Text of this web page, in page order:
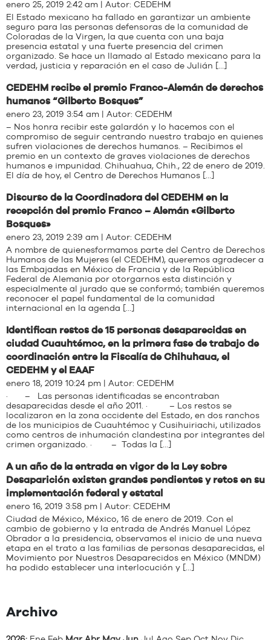
enero 25, 2019 2:42 am | Autor: CEDEHM
El Estado mexicano ha fallado en garantizar un ambiente
seguro para las personas defensoras de la comunidad de
Coloradas de la Virgen, la que cuenta con una baja
presencia estatal y una fuerte presencia del crimen
organizado. Se hace un llamado al Estado mexicano para la
verdad, justicia y reparación en el caso de Julián […]
CEDEHM recibe el premio Franco-Alemán de derechos
humanos “Gilberto Bosques”
enero 23, 2019 3:54 am | Autor: CEDEHM
– Nos honra recibir este galardón y lo hacemos con el
compromiso de seguir centrando nuestro trabajo en quienes
sufren violaciones de derechos humanos. – Recibimos el
premio en un contexto de graves violaciones de derechos
humanos e impunidad. Chihuahua, Chih., 22 de enero de 2019.
El día de hoy, el Centro de Derechos Humanos […]
Discurso de la Coordinadora del CEDEHM en la
recepción del premio Franco – Alemán «Gilberto
Bosques»
enero 23, 2019 2:39 am | Autor: CEDEHM
A nombre de quienesformamos parte del Centro de Derechos
Humanos de las Mujeres (el CEDEHM), queremos agradecer a
las Embajadas en México de Francia y de la República
Federal de Alemania por otorgarnos esta distinción y
especialmente al jurado que se conformó; también queremos
reconocer el papel fundamental de la comunidad
internacional en la agenda […]
Identifican restos de 15 personas desaparecidas en
ciudad Cuauhtémoc, en la primera fase de trabajo de
coordinación entre la Fiscalía de Chihuhaua, el
CEDEHM y el EAAF
enero 18, 2019 10:24 pm | Autor: CEDEHM
· – Las personas identificadas se encontraban
desaparecidas desde el año 2011. · – Los restos se
localizaron en la zona occidente del Estado, en dos ranchos
de los municipios de Cuauhtémoc y Cusihuiriachi, utilizados
como centros de inhumación clandestina por integrantes del
crimen organizado. · – Todas la […]
A un año de la entrada en vigor de la Ley sobre
Desaparición existen grandes pendientes y retos en su
implementación federal y estatal
enero 16, 2019 3:58 pm | Autor: CEDEHM
Ciudad de México, México, 16 de enero de 2019. Con el
cambio de gobierno y la entrada de Andrés Manuel López
Obrador a la presidencia, observamos el inicio de una nueva
etapa en el trato a las familias de personas desaparecidas, el
Movimiento por Nuestros Desaparecidos en México (MNDM)
ha podido establecer una interlocución y […]
Archivo